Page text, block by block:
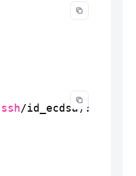
ssh/id_ecdsa):